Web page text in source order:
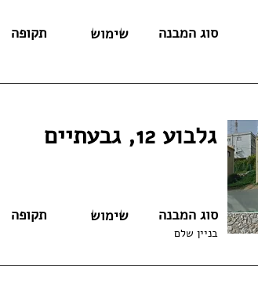
תקופה שימוש סוג המבנה
גלבוע 12, גבעתיים
תקופה שימוש סוג המבנה
בניין שלם